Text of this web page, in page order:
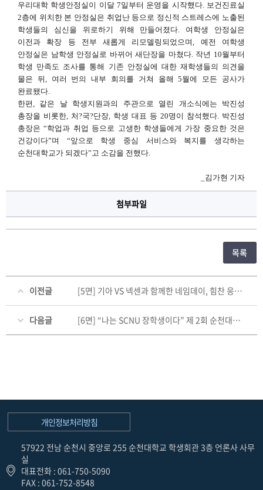
우리대학 학생안정실이 이달 7일부터 운영을 시작했다.
2층에 위치한 본 안정실은 취업난 등으로 정신적 스트레스에 노출된
학생들의 심신을 위로하기 위해 만들어졌다. 여학생 안정실은
이전과 확장 등 전부 새롭게 리모델링되었으며, 예전 여학생
안정실은 남학생 안정실로 바뀌어 새단장을 마쳤다. 작년 10월부터
학생 만족도 조사를 통해 기존 안정실에 대한 재학생들의 의견을
물은 뒤, 여러 번의 내부 회의를 거쳐 올해 5월에 모든 공사가
완료됐다.
한편, 같은 날 학생지원과의 주관으로 열린 개소식에는 박진성
총장을 비롯한, 처?국?단장, 학생 대표 등 20명이 참석했다. 박진성
총장은 “학업과 취업 등으로 고생한 학생들에게 가장 중요한 것은
건강이다”며 “앞으로 학생 중심 서비스와 복지를 생각하는
순천대학교가 되겠다”고 소감을 전했다.
김가현 기자
첨부파일
목록
이전글 [5면] 기아 VS 넥센과 함께한 네임데이, 힘찬 응원으로 물들다!
다음글 [6면] “나는 SCNU 장학생이다” 제 2회 순천대학교 장학생의 날 열려
개인정보처리방침
57922 전남 순천시 중앙로 255 순천대학교 학생회관 3층 언론사 사무
실
대표전화 : 061-750-5090
FAX : 061-752-8548